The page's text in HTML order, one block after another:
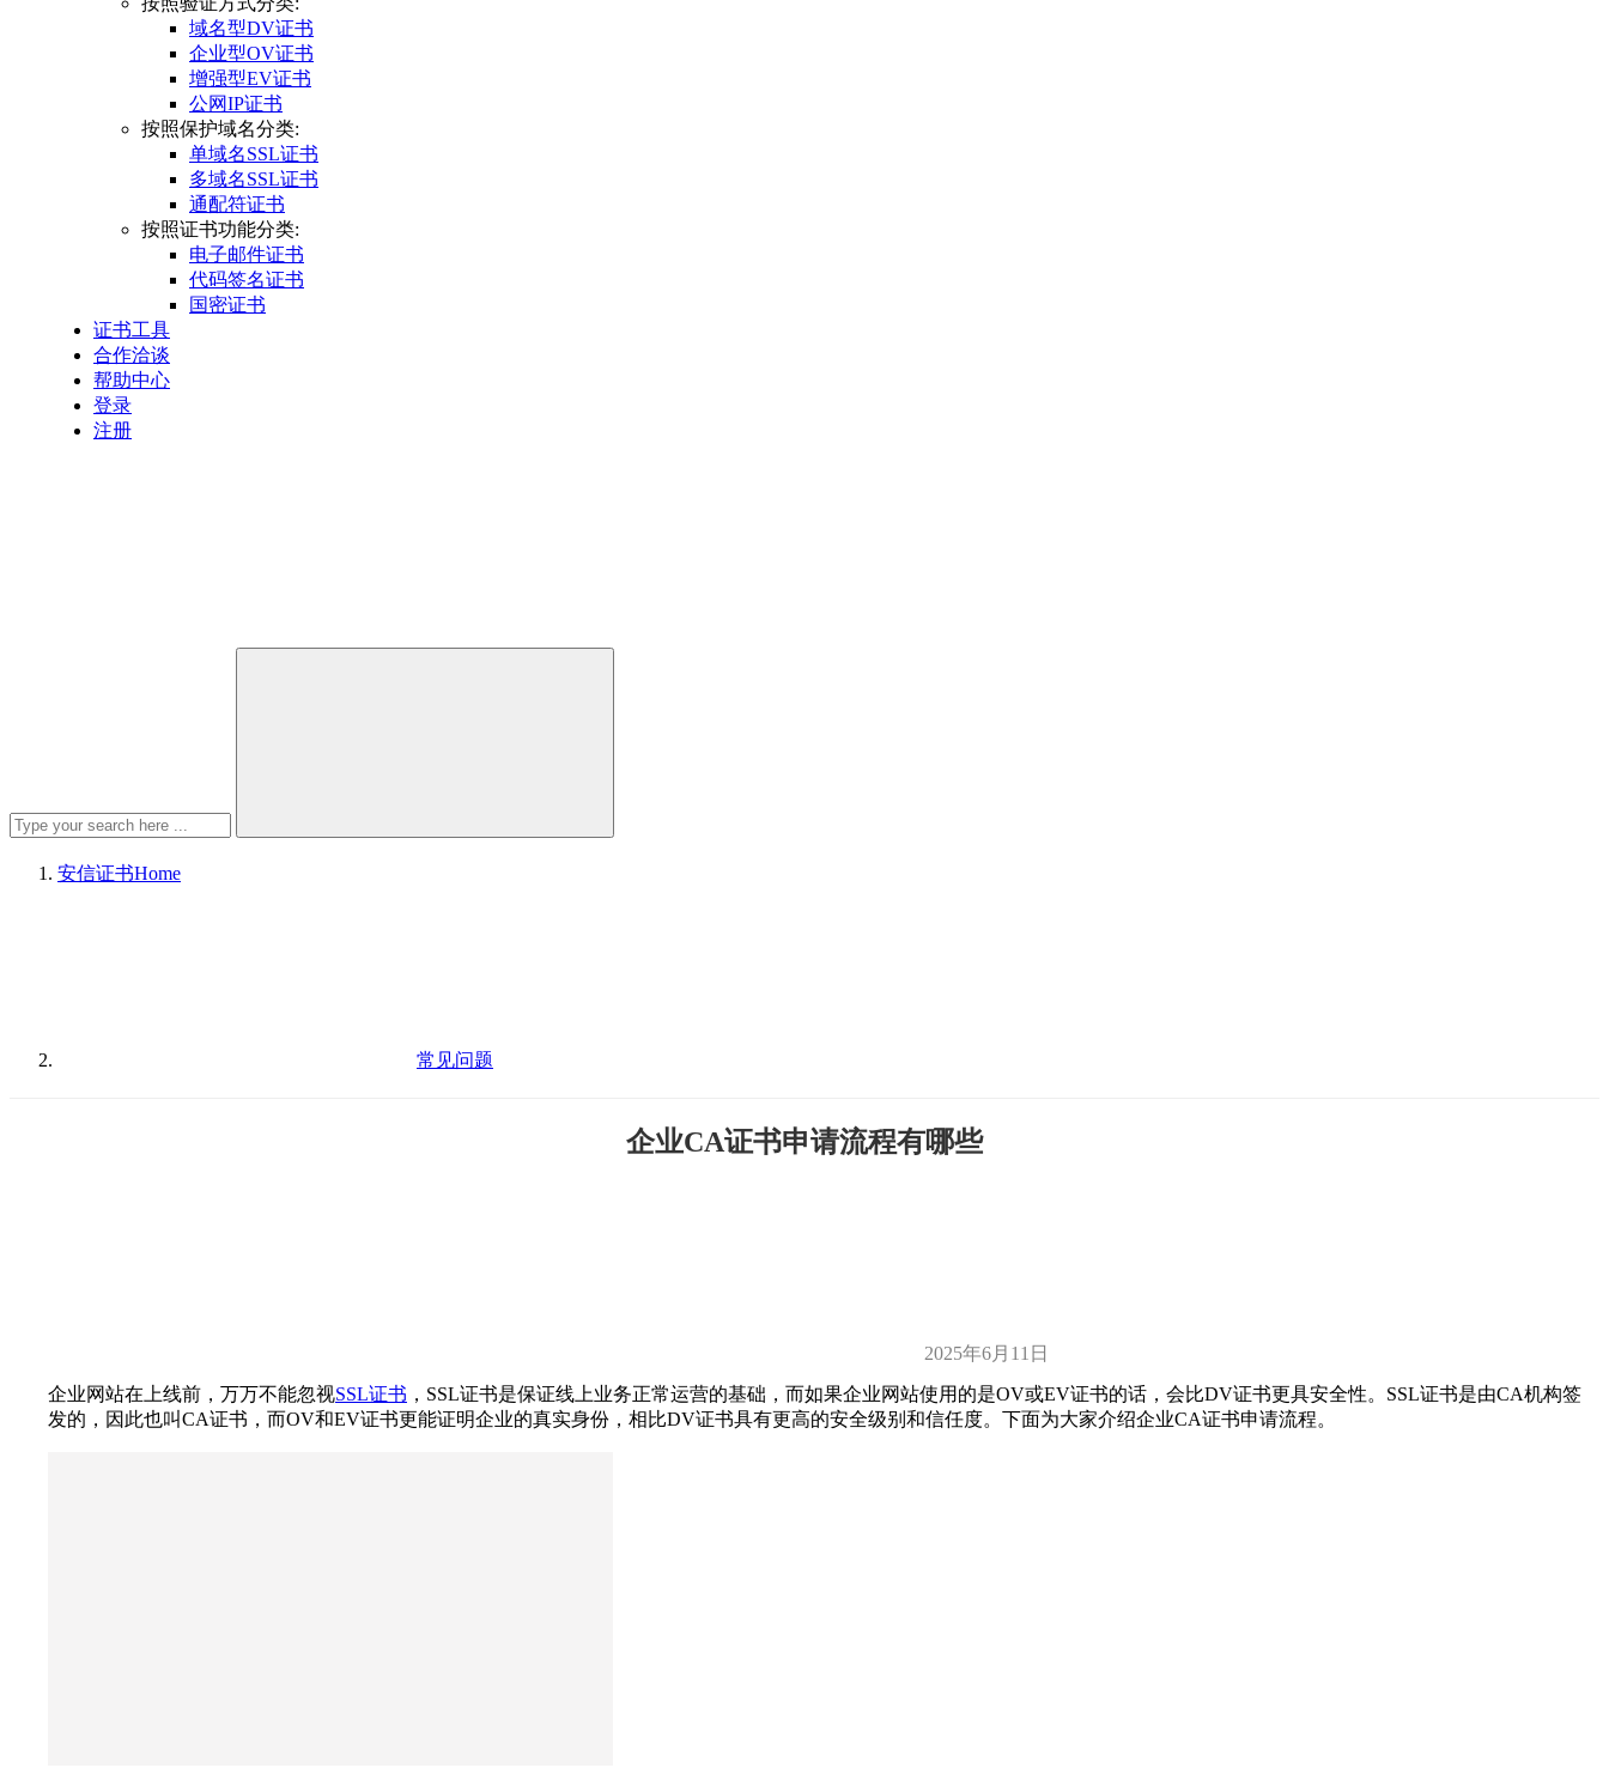
域名型DV证书
企业型OV证书
增强型EV证书
公网IP证书
按照保护域名分类:
单域名SSL证书
多域名SSL证书
通配符证书
按照证书功能分类:
电子邮件证书
代码签名证书
国密证书
证书工具
合作洽谈
帮助中心
登录
注册
安信证书Home
常见问题
企业CA证书申请流程有哪些
2025年6月11日
企业网站在上线前，万万不能忽视SSL证书 ，SSL证书是保证线上业务正常运营的基础，而如果企业网站使用的是OV或EV证书的话，会比DV证书更具安全性。SSL证书是由CA机构签
发的，因此也叫CA证书，而OV和EV证书更能证明企业的真实身份，相比DV证书具有更高的安全级别和信任度。下面为大家介绍企业CA证书申请流程。